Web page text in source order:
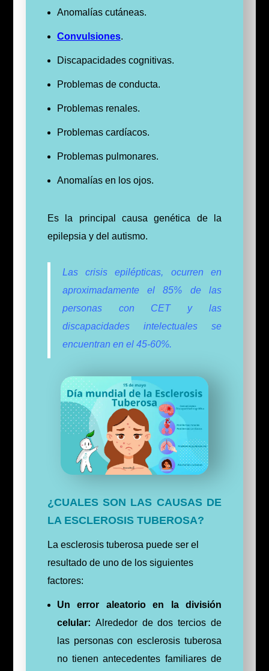
Anomalías cutáneas.
Convulsiones.
Discapacidades cognitivas.
Problemas de conducta.
Problemas renales.
Problemas cardíacos.
Problemas pulmonares.
Anomalías en los ojos.
Es la principal causa genética de la
epilepsia y del autismo.
Las crisis epilépticas, ocurren en
aproximadamente el 85% de las
personas con CET y las
discapacidades intelectuales se
encuentran en el 45-60%.
¿CUALES SON LAS CAUSAS DE
LA ESCLEROSIS TUBEROSA?
La esclerosis tuberosa puede ser el
resultado de uno de los siguientes
factores:
Un error aleatorio en la división
celular: Alrededor de dos tercios de
las personas con esclerosis tuberosa
no tienen antecedentes familiares de